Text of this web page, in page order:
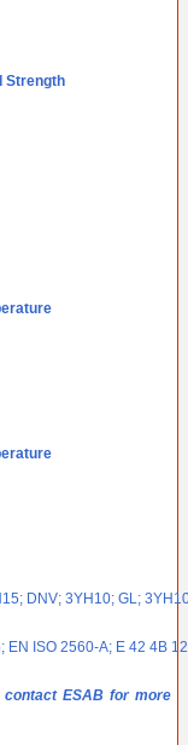
Strength
DNV; 3YH10; GL;
EN ISO 2560-A; E 42 4B
ESAB for more